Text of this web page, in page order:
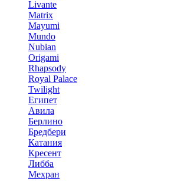
Livante
Matrix
Mayumi
Mundo
Nubian
Origami
Rhapsody
Royal Palace
Twilight
Египет
Авила
Берлино
Бредбери
Катания
Кресент
Либба
Мехран